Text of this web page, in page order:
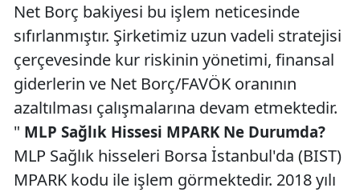
Net Borç bakiyesi bu işlem neticesinde
sıfırlanmıştır. Şirketimiz uzun vadeli stratejisi
çerçevesinde kur riskinin yönetimi, finansal
giderlerin ve Net Borç/FAVÖK oranının
azaltılması çalışmalarına devam etmektedir.
" MLP Sağlık Hissesi MPARK Ne Durumda?
MLP Sağlık hisseleri Borsa İstanbul'da (BIST)
MPARK kodu ile işlem görmektedir. 2018 yılı